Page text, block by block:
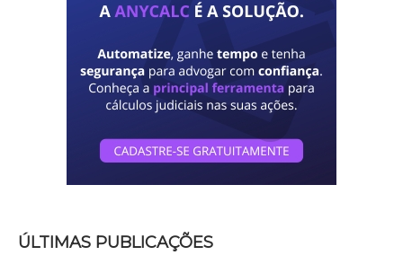
ÚLTIMAS PUBLICAÇÕES